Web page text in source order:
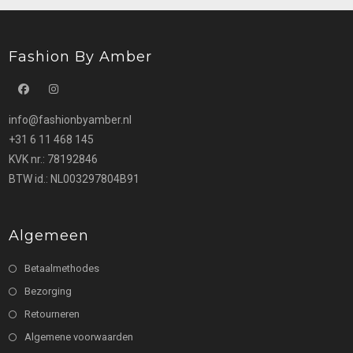
Fashion By Amber
in
een
nieuwe
tab
in
een
nieuwe
tab
info@fashionbyamber.nl
+31 6 11 468 145
KVK nr.: 78192846
BTW id.: NL003297804B91
Algemeen
Betaalmethodes
Bezorging
Retourneren
Algemene voorwaarden